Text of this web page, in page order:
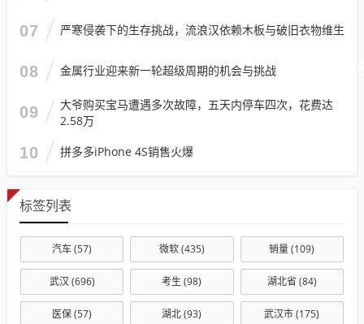
07 严寒侵袭下的生存挑战，流浪汉依赖木板与破旧衣物维生
08 金属行业迎来新一轮超级周期的机会与挑战
09
大爷购买宝马遭遇多次故障，五天内停车四次，花费达
2.58万
10 拼多多iPhone 4S销售火爆
标签列表
汽车(57) 微软(435) 销量(109)
武汉 (696) 考生 (98) 湖北省 (84)
医保(57) 湖北(93) 武汉市(175)